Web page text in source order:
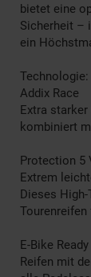
bietet eine
Sicherheit –
ein
Technologie:
Addix Race
Extra
kombiniert
Protection 5
Extrem
Dieses
Tourenreifen
E-Bike
Reifen mit